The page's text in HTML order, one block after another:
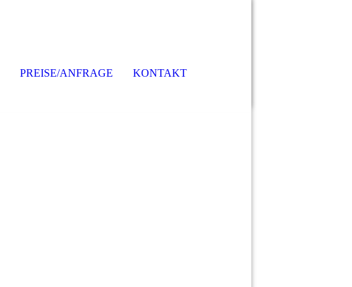
PREISE/ANFRAGE KONTAKT